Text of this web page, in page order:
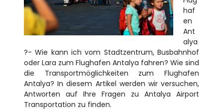
haf
en
Ant
alya
?- Wie kann ich vom Stadtzentrum, Busbahnhof
oder Lara zum Flughafen Antalya fahren? Wie sind
die Transportmöglichkeiten zum Flughafen
Antalya? In diesem Artikel werden wir versuchen,
Antworten auf Ihre Fragen zu Antalya Airport
Transportation zu finden.